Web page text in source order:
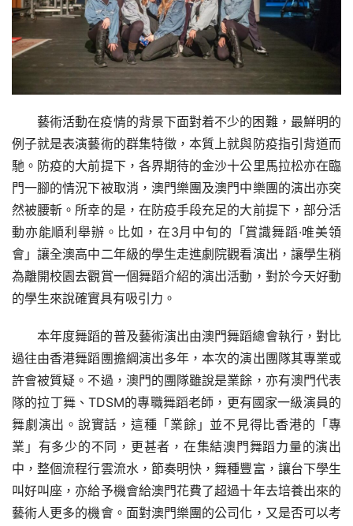
藝術活動在疫情的背景下面對着不少的困難，最鮮明的
例子就是表演藝術的群集特徵，本質上就與防疫指引背道而
馳。防疫的大前提下，各界期待的金沙十公里馬拉松亦在臨
門一腳的情況下被取消，澳門樂團及澳門中樂團的演出亦突
然被腰斬。所幸的是，在防疫手段充足的大前提下，部分活
動亦能順利舉辦。比如，在3月中旬的「賞識舞蹈·唯美領
會」讓全澳高中二年級的學生走進劇院觀看演出，讓學生稍
為離開校園去觀賞一個舞蹈介紹的演出活動，對於今天好動
的學生來說確實具有吸引力。
本年度舞蹈的普及藝術演出由澳門舞蹈總會執行，對比
過往由香港舞蹈團擔綱演出多年，本次的演出團隊其專業或
許會被質疑。不過，澳門的團隊雖說是業餘，亦有澳門代表
隊的拉丁舞、TDSM的專職舞蹈老師，更有國家一級演員的
舞劇演出。說實話，這種「業餘」並不見得比香港的「專
業」有多少的不同，更甚者，在集結澳門舞蹈力量的演出
中，整個流程行雲流水，節奏明快，舞種豐富，讓台下學生
叫好叫座，亦給予機會給澳門花費了超過十年去培養出來的
藝術人更多的機會。面對澳門樂團的公司化，又是否可以考